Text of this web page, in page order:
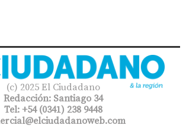
(c) 2025 El Ciudadano
Redacción: Santiago 34
Tel: +54 (0341) 238 9448